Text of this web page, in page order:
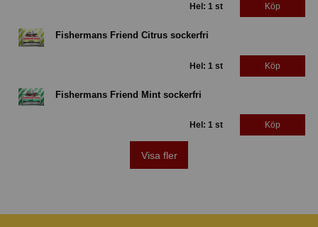
Hel: 1 st Köp
Fishermans Friend Citrus sockerfri
Hel: 1 st Köp
Fishermans Friend Mint sockerfri
Hel: 1 st Köp
Visa fler